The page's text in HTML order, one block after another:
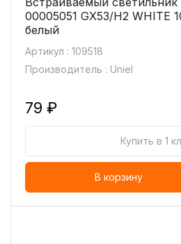
00005051 GX53/H2 WHITE
белый
Артикул : 109518
Производитель : Uniel
79 ₽
Купить в 1
В корзину